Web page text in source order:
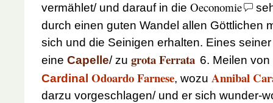
vermählet/ und darauf in die Oeconomie
durch einen guten Wandel allen Göttlichen
sich und die Seinigen erhalten. Eines
eine Capelle/ zu grota Ferrata 6. Meilen von
Cardinal Odoardo Farnese, wozu Annibal
darzu vorgeschlagen/ und er sich wunder-